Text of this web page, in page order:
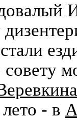
совету
- в